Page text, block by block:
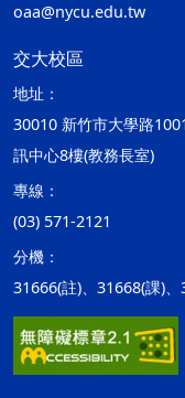
oaa@nycu.edu.tw
交大校區
地址：
30010 新竹市大學路
訊中心8樓(教務長室)
專線：
(03) 571-2121
分機：
31666(註)、31668(課)